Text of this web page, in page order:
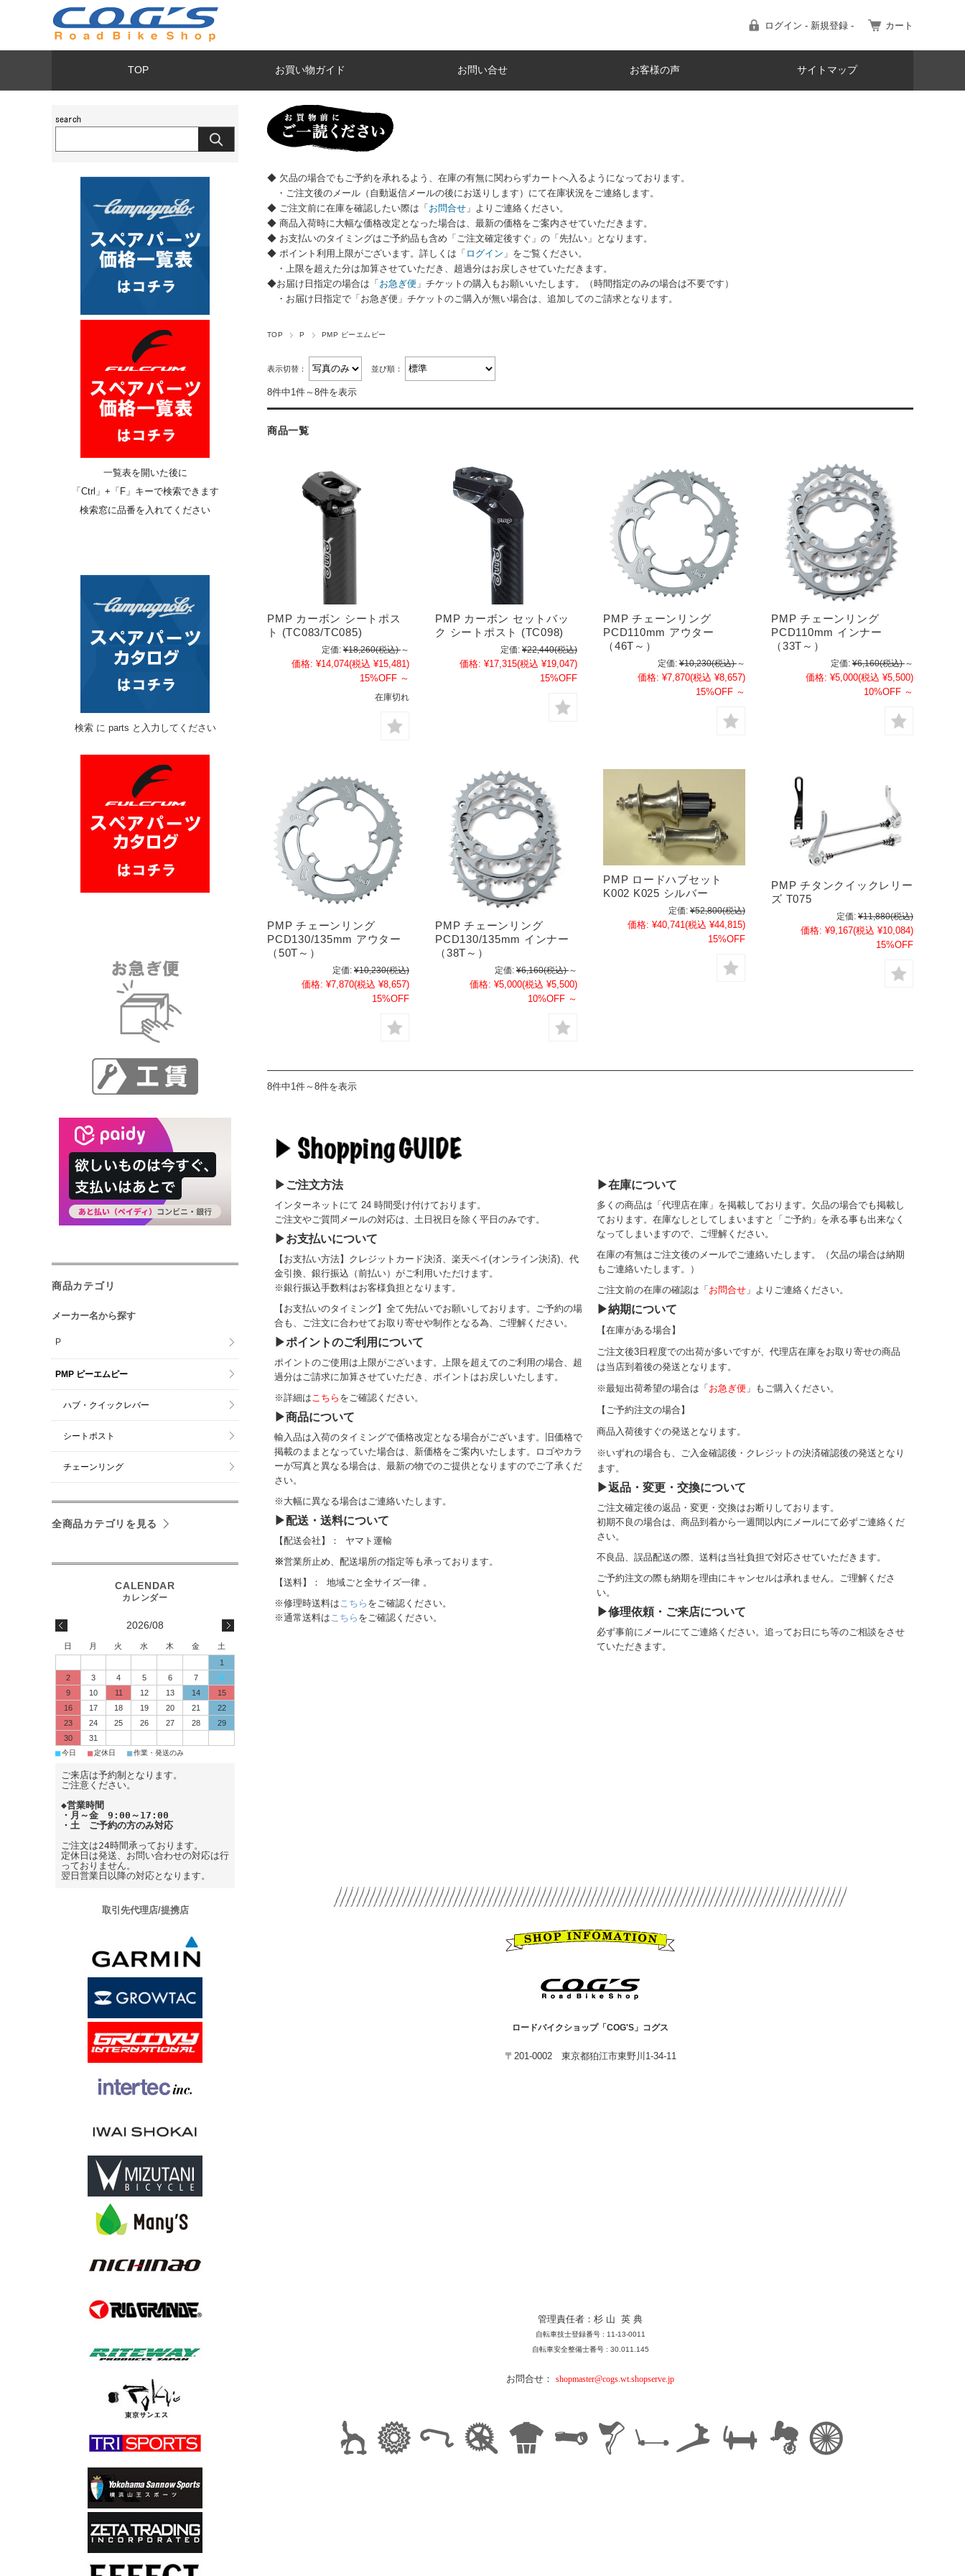
ログイン - 新規登録 - カート
TOP お買い物ガイド お問い合せ お客様の声 サイトマップ
◆ 欠品の場合でもご予約を承れるよう、在庫の有無に関わらずカートへ入るようになっております。
・ご注文後のメール（自動返信メールの後にお送りします）にて在庫状況をご連絡します。
◆ ご注文前に在庫を確認したい際は 「 お問合せ 」 よりご連絡ください。
◆ 商品入荷時に大幅な価格改定となった場合は、最新の価格をご案内させていただきます。
◆ お支払いのタイミングはご予約品も含め「ご注文確定後すぐ」の「先払い」となります。
◆ ポイント利用上限がございます。詳しくは 「 ログイン 」 をご覧ください。
・上限を超えた分は加算させていただき、超過分はお戻しさせていただきます。
◆お届け日指定の場合は「 お急ぎ便 」チケットの購入もお願いいたします。（時間指定のみの場合は不要です）
・お届け日指定で「お急ぎ便」チケットのご購入が無い場合は、追加してのご請求となります。
TOP P PMP ピーエムピー
表示切替： 並び順：
8件中1件～8件を表示
商品一覧
PMP カーボン シートポス
ト (TC083/TC085)
定価: ¥18,260(税込) ～
価格: ¥14,074(税込 ¥15,481)
15%OFF ～
在庫切れ
PMP カーボン セットバッ
ク シートポスト (TC098)
定価: ¥22,440(税込)
価格: ¥17,315(税込 ¥19,047)
15%OFF
PMP チェーンリング
PCD110mm アウター
（46T～）
定価: ¥10,230(税込) ～
価格: ¥7,870(税込 ¥8,657)
15%OFF ～
PMP チェーンリング
PCD110mm インナー
（33T～）
定価: ¥6,160(税込) ～
価格: ¥5,000(税込 ¥5,500)
10%OFF ～
PMP チェーンリング
PCD130/135mm アウター
（50T～）
定価: ¥10,230(税込)
価格: ¥7,870(税込 ¥8,657)
15%OFF
PMP チェーンリング
PCD130/135mm インナー
（38T～）
定価: ¥6,160(税込) ～
価格: ¥5,000(税込 ¥5,500)
10%OFF ～
PMP ロードハブセット
K002 K025 シルバー
定価: ¥52,800(税込)
価格: ¥40,741(税込 ¥44,815)
15%OFF
PMP チタンクイックレリー
ズ T075
定価: ¥11,880(税込)
価格: ¥9,167(税込 ¥10,084)
15%OFF
8件中1件～8件を表示
▶ご注文方法
インターネットにて 24 時間受け付けております。
ご注文やご質問メールの対応は、土日祝日を除く平日のみです。
▶お支払いについて
【お支払い方法】クレジットカード決済、楽天ペイ(オンライン決済)、代
金引換、銀行振込（前払い）がご利用いただけます。
※銀行振込手数料はお客様負担となります。
【お支払いのタイミング】全て先払いでお願いしております。ご予約の場
合も、ご注文に合わせてお取り寄せや制作となる為、ご理解ください。
▶ポイントのご利用について
ポイントのご使用は上限がございます。上限を超えてのご利用の場合、超
過分はご請求に加算させていただき、ポイントはお戻しいたします。
※詳細はこちら をご確認ください。
▶商品について
輸入品は入荷のタイミングで価格改定となる場合がございます。旧価格で
掲載のままとなっていた場合は、新価格をご案内いたします。ロゴやカラ
ーが写真と異なる場合は、最新の物でのご提供となりますのでご了承くだ
さい。
※大幅に異なる場合はご連絡いたします。
▶配送・送料について
【配送会社】： ヤマト運輸
※営業所止め、配送場所の指定等も承っております。
【送料】： 地域ごと全サイズ一律 。
※修理時送料はこちら をご確認ください。
※通常送料はこちら をご確認ください。
▶在庫について
多くの商品は「代理店在庫」を掲載しております。欠品の場合でも掲載し
ております。在庫なしとしてしまいますと「ご予約」を承る事も出来なく
なってしまいますので、ご理解ください。
在庫の有無はご注文後のメールでご連絡いたします。（欠品の場合は納期
もご連絡いたします。）
ご注文前の在庫の確認は「 お問合せ」よりご連絡ください。
▶納期について
【在庫がある場合】
ご注文後3日程度での出荷が多いですが、代理店在庫をお取り寄せの商品
は当店到着後の発送となります。
※最短出荷希望の場合は「 お急ぎ便 」もご購入ください。
【ご予約注文の場合】
商品入荷後すぐの発送となります。
※いずれの場合も、ご入金確認後・クレジットの決済確認後の発送となり
ます。
▶返品・変更・交換について
ご注文確定後の返品・変更・交換はお断りしております。
初期不良の場合は、商品到着から一週間以内にメールにて必ずご連絡くだ
さい。
不良品、誤品配送の際、送料は当社負担で対応させていただきます。
ご予約注文の際も納期を理由にキャンセルは承れません。ご理解くださ
い。
▶修理依頼・ご来店について
必ず事前にメールにてご連絡ください。 追ってお日にち等のご相談をさせ
ていただきます。
ロードバイクショップ「COG'S」コグス
〒201-0002 東京都狛江市東野川1-34-11
管理責任者：杉 山 英 典
自転車技士登録番号 : 11-13-0011
自転車安全整備士番号 : 30.011.145
お問合せ： shopmaster@cogs.wt.shopserve.jp
一覧表を開いた後に
「 Ctrl 」+「F」キーで検索できます
検索窓に品番を入れてください
検索 に parts と入力してください
商品カテゴリ
メーカー名から探す
P
PMP ピーエムピー
ハブ・クイックレバー
シートポスト
チェーンリング
全商品カテゴリを見る
2026/08
日 月 火 水 木 金
土
1
2
3 4 5 6 7
8
9
10 11 12 13 14
15
16
17 18 19 20 21
22
23
24 25 26 27 28
29
30
31
■今日 ■定休日 ■作業・発送のみ
ご来店は予約制となります。
ご注意ください。
◆営業時間
・月～金 9:00～17:00
・土 ご予約の方のみ対応
ご注文は24時間承っております。
定休日は発送、お問い合わせの対応は行
っておりません。
翌日営業日以降の対応となります。
取引先代理店/提携店